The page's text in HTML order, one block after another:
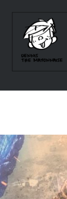
content